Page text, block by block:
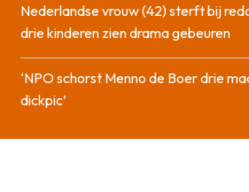
Nederlandse vrouw (42) sterft bij
drie kinderen zien drama gebeuren
‘NPO schorst Menno de Boer drie
dickpic’